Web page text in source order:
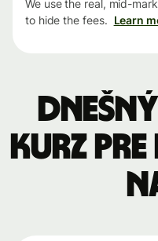
We use the real, mid-
to hide the fees. Learn
kurz pre